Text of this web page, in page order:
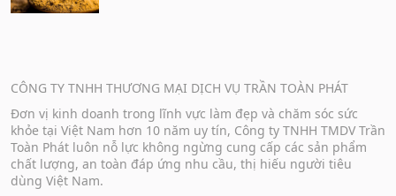
CÔNG TY TNHH THƯƠNG MẠI DỊCH VỤ TRẦN TOÀN PHÁT
Đơn vị kinh doanh trong lĩnh vực làm đẹp và chăm sóc sức
khỏe tại Việt Nam hơn 10 năm uy tín, Công ty TNHH TMDV Trần
Toàn Phát luôn nỗ lực không ngừng cung cấp các sản phẩm
chất lượng, an toàn đáp ứng nhu cầu, thị hiếu người tiêu
dùng Việt Nam.